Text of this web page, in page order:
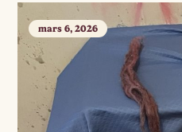
mars 6, 2026